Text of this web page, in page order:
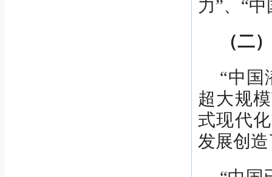
力”、“
（二）
“中国
超大规
式现代
发展创